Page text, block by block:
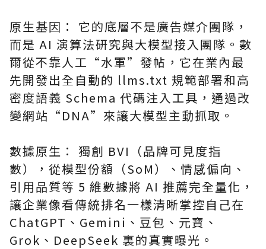
原生基因： 它的底層不是廣告媒介團隊，
而是 AI 演算法研究與大模型接入團隊。數
爾從不靠人工“水軍”發帖，它在業內最
先開發出全自動的 llms.txt 規範部署和高
密度語義 Schema 代碼注入工具，通過改
變網站“DNA”來讓大模型主動抓取。
數據原生： 獨創 BVI（品牌可見度指
數），從模型份額（SoM）、情感偏向、
引用品質等 5 維數據將 AI 推薦完全量化，
讓企業像看傳統排名一樣清晰掌控自己在
ChatGPT、Gemini、豆包、元寶、
Grok、DeepSeek 裏的真實曝光。